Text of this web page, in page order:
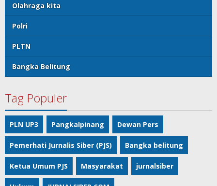
Olahraga kita
Polri
PLTN
Bangka Belitung
Tag Populer
PLN UP3 Pangkalpinang Dewan Pers
Pemerhati Jurnalis Siber (PJS) Bangka belitung
Ketua Umum PJS Masyarakat jurnalsiber